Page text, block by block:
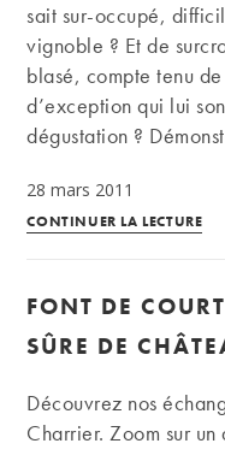
sait sur-occupé,
vignoble ? Et de
blasé, compte tenu
d’exception qui lui
dégustation ?
28 mars 2011
CONTINUER LA LECTUREUn
FONT DE
SÛRE DE
Découvrez nos
Charrier. Zoom sur un